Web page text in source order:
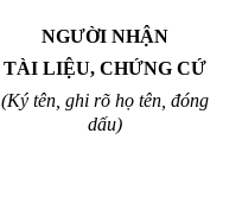
NGƯỜI NHẬN
TÀI LIỆU, CHỨNG CỨ
(Ký tên, ghi rõ họ tên, đóng
dấu)